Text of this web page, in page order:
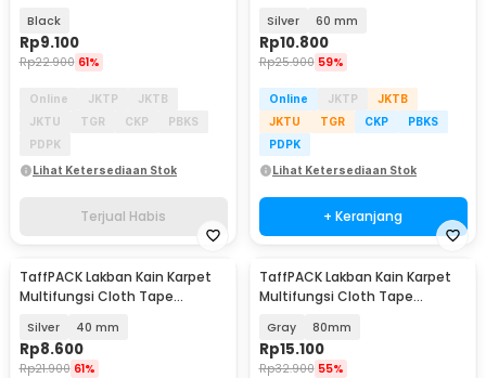
Black
Rp9.100
Rp22.900 61%
Online JKTP
JKTB
JKTU
TGR CKP
PBKS
PDPK
Lihat Ketersediaan Stok
Terjual Habis
Silver 60 mm
Rp10.800
Rp25.900 59%
Online JKTP
JKTB
JKTU
TGR CKP
PBKS
PDPK
Lihat Ketersediaan Stok
+ Keranjang
TaffPACK Lakban Kain Karpet
Multifungsi Cloth Tape
Silver 40 mm
Rp8.600
Rp21.900 61%
TaffPACK Lakban Kain Karpet
Multifungsi Cloth Tape
Gray 80mm
Rp15.100
Rp32.900 55%